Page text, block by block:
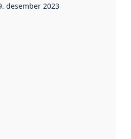
desember 2023